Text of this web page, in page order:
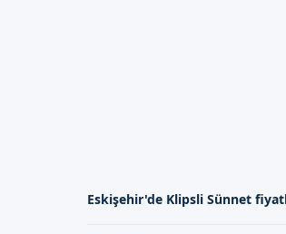
Eskişehir'de Klipsli Sünnet